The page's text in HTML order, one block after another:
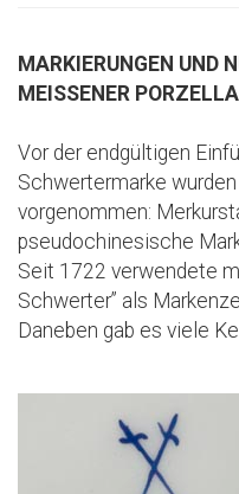
MARKIERUNGEN UND
MEISSENER
Vor der endgültigen
Schwertermarke
vorgenommen:
pseudochinesische
Seit 1722 verwendete
Schwerter” als
Daneben gab es viele